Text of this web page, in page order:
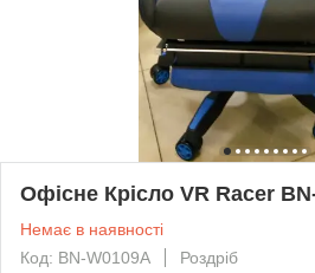
Офісне Крісло VR Racer
Немає в наявності
Код: BN-W0109A
Роздріб